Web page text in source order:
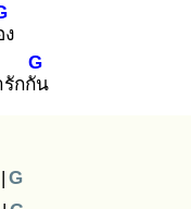
รักกัน
G
| G